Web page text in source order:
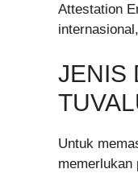
Attestation
JENIS
Untuk
memerlukan